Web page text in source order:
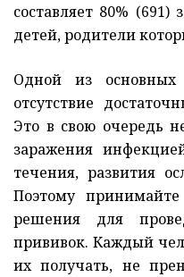
составляет 80% (691)
детей, родители
Одной из основных
отсутствие
Это в свою очередь
заражения
течения, развития
Поэтому
решения для
прививок. Каждый
их получать, не